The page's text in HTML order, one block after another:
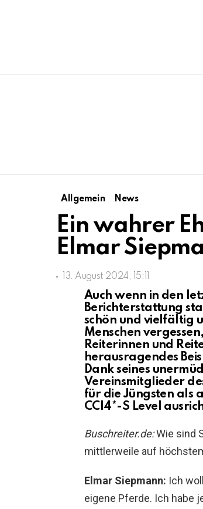
Allgemein News
Ein wahrer
Elmar
13. August 2024, 15:11
Auch wenn in den
Berichterstattung
schön und vielfältig
Menschen
Reiterinnen und
herausragendes
Dank seines
Vereinsmitglieder
für die Jüngsten als
CCI4*-S Level
Buschreiter.de:Wie sind
mittlerweile auf
Elmar Siepmann: Ich
eigene Pferde. Ich habe